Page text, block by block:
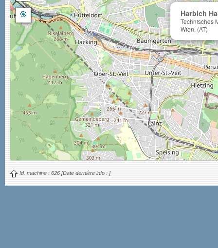
Harbich
Technisches
Wien, (AT)
🎯
Id. machine : 626 [Date dernière info : ]